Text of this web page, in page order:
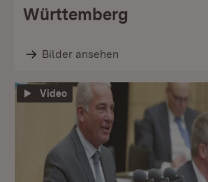
Württemberg
Bilder ansehen
Video